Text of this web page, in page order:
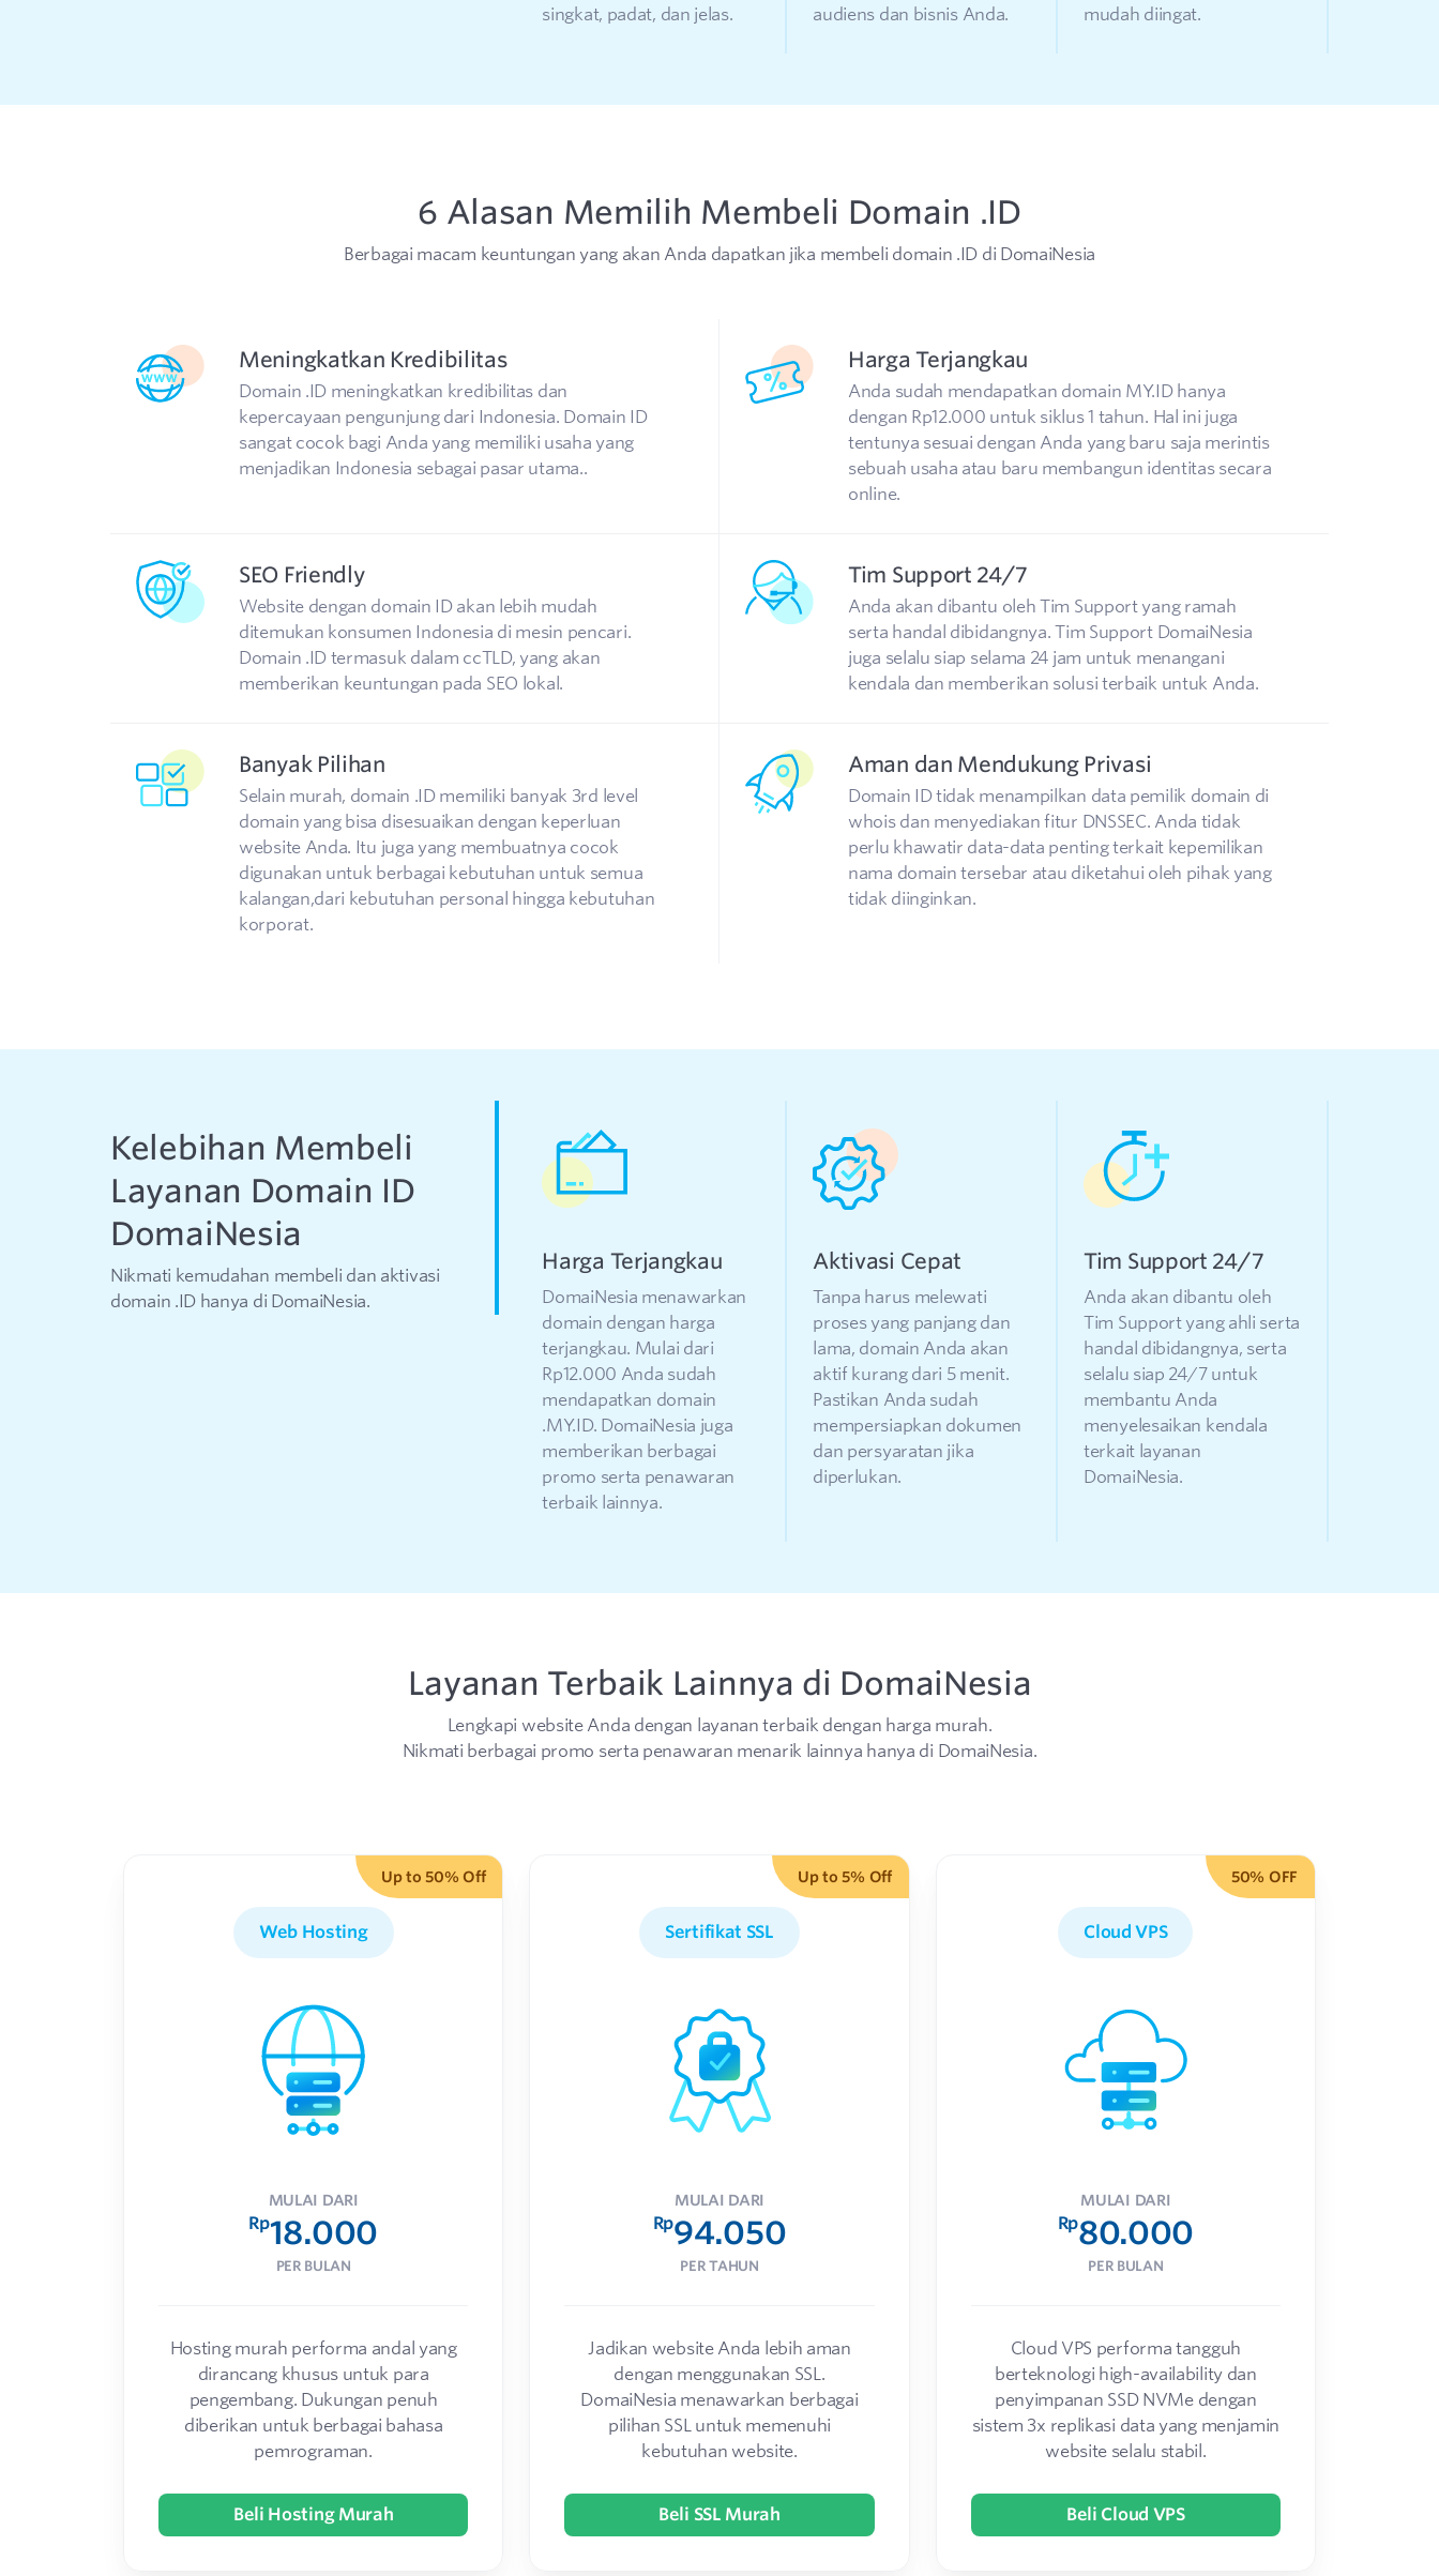
singkat, padat, dan jelas.
audiens dan bisnis Anda.
mudah diingat.
6 Alasan Memilih Membeli Domain .ID
Berbagai macam keuntungan yang akan Anda dapatkan jika membeli domain .ID di DomaiNesia
Meningkatkan Kredibilitas
Domain .ID meningkatkan kredibilitas dan
kepercayaan pengunjung dari Indonesia. Domain ID
sangat cocok bagi Anda yang memiliki usaha yang
menjadikan Indonesia sebagai pasar utama..
Harga Terjangkau
Anda sudah mendapatkan domain MY.ID hanya
dengan Rp12.000 untuk siklus 1 tahun. Hal ini juga
tentunya sesuai dengan Anda yang baru saja merintis
sebuah usaha atau baru membangun identitas secara
online.
SEO Friendly
Website dengan domain ID akan lebih mudah
ditemukan konsumen Indonesia di mesin pencari.
Domain .ID termasuk dalam ccTLD, yang akan
memberikan keuntungan pada SEO lokal.
Tim Support 24/7
Anda akan dibantu oleh Tim Support yang ramah
serta handal dibidangnya. Tim Support DomaiNesia
juga selalu siap selama 24 jam untuk menangani
kendala dan memberikan solusi terbaik untuk Anda.
Banyak Pilihan
Selain murah, domain .ID memiliki banyak 3rd level
domain yang bisa disesuaikan dengan keperluan
website Anda. Itu juga yang membuatnya cocok
digunakan untuk berbagai kebutuhan untuk semua
kalangan,dari kebutuhan personal hingga kebutuhan
korporat.
Aman dan Mendukung Privasi
Domain ID tidak menampilkan data pemilik domain di
whois dan menyediakan fitur DNSSEC. Anda tidak
perlu khawatir data-data penting terkait kepemilikan
nama domain tersebar atau diketahui oleh pihak yang
tidak diinginkan.
Kelebihan Membeli
Layanan Domain ID
DomaiNesia
Nikmati kemudahan membeli dan aktivasi
domain .ID hanya di DomaiNesia.
Harga Terjangkau
DomaiNesia menawarkan
domain dengan harga
terjangkau. Mulai dari
Rp12.000 Anda sudah
mendapatkan domain
.MY.ID. DomaiNesia juga
memberikan berbagai
promo serta penawaran
terbaik lainnya.
Aktivasi Cepat
Tanpa harus melewati
proses yang panjang dan
lama, domain Anda akan
aktif kurang dari 5 menit.
Pastikan Anda sudah
mempersiapkan dokumen
dan persyaratan jika
diperlukan.
Tim Support 24/7
Anda akan dibantu oleh
Tim Support yang ahli serta
handal dibidangnya, serta
selalu siap 24/7 untuk
membantu Anda
menyelesaikan kendala
terkait layanan
DomaiNesia.
Layanan Terbaik Lainnya di DomaiNesia
Lengkapi website Anda dengan layanan terbaik dengan harga murah.
Nikmati berbagai promo serta penawaran menarik lainnya hanya di DomaiNesia.
Up to 50% Off
Web Hosting
MULAI DARI
Rp18.000
PER BULAN
Hosting murah performa andal yang
dirancang khusus untuk para
pengembang. Dukungan penuh
diberikan untuk berbagai bahasa
pemrograman.
Beli Hosting Murah
Up to 5% Off
Sertifikat SSL
MULAI DARI
Rp94.050
PER TAHUN
Jadikan website Anda lebih aman
dengan menggunakan SSL.
DomaiNesia menawarkan berbagai
pilihan SSL untuk memenuhi
kebutuhan website.
Beli SSL Murah
50% OFF
Cloud VPS
MULAI DARI
Rp80.000
PER BULAN
Cloud VPS performa tangguh
berteknologi high-availability dan
penyimpanan SSD NVMe dengan
sistem 3x replikasi data yang menjamin
website selalu stabil.
Beli Cloud VPS